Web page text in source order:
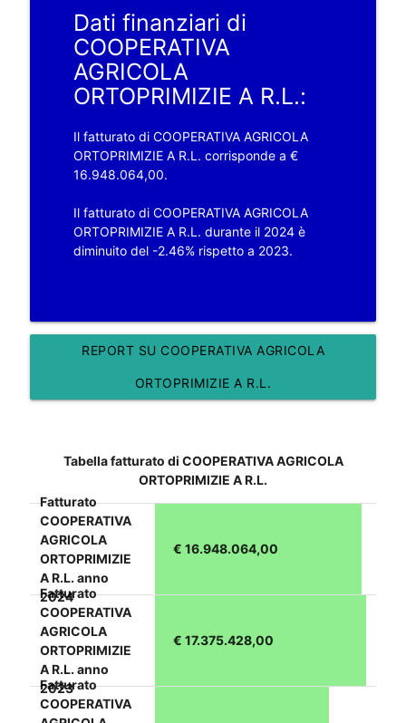
Dati finanziari di
COOPERATIVA
AGRICOLA
ORTOPRIMIZIE A R.L.:
Il fatturato di COOPERATIVA AGRICOLA
ORTOPRIMIZIE A R.L. corrisponde a €
16.948.064,00.
Il fatturato di COOPERATIVA AGRICOLA
ORTOPRIMIZIE A R.L. durante il 2024 è
diminuito del -2.46% rispetto a 2023.
REPORT SU COOPERATIVA AGRICOLA
ORTOPRIMIZIE A R.L.
Tabella fatturato di COOPERATIVA AGRICOLA
ORTOPRIMIZIE A R.L.
Fatturato
COOPERATIVA
AGRICOLA
ORTOPRIMIZIE
A R.L. anno
2024
€ 16.948.064,00
Fatturato
COOPERATIVA
AGRICOLA
ORTOPRIMIZIE
A R.L. anno
2023
€ 17.375.428,00
Fatturato
COOPERATIVA